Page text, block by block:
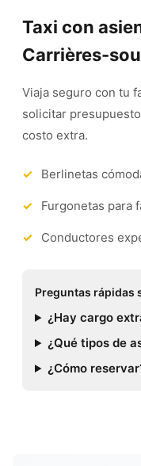
Taxi con
Carrières-
Viaja seguro con tu
solicitar
costo extra.
Berlinetas
Furgonetas para
Conductores
Preguntas rápidas
¿Hay cargo
¿Qué tipos de
¿Cómo